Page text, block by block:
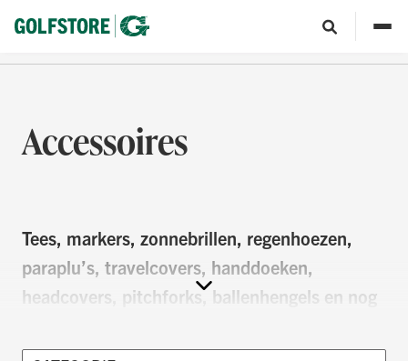
Accessoires
Tees, markers, zonnebrillen, regenhoezen,
paraplu’s, travelcovers, handdoeken,
headcovers, pitchforks, ballenhengels en nog
nodig hebt voor een geslaagde dag op de